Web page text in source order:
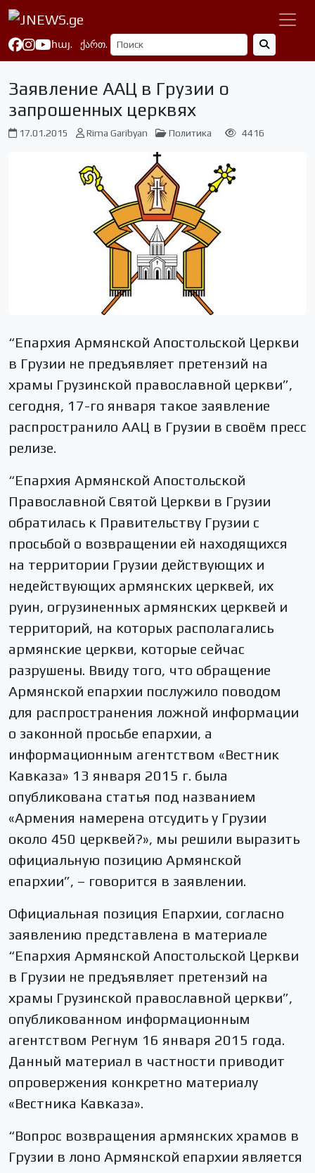
հայ. ქართ.
Заявление ААЦ в Грузии о
запрошенных церквях
17.01.2015 Rima Garibyan Политика 4416
“Епархия Армянской Апостольской Церкви
в Грузии не предъявляет претензий на
храмы Грузинской православной церкви”,
сегодня, 17-го января такое заявление
распространило ААЦ в Грузии в своём пресс
релизе.
“Епархия Армянской Апостольской
Православной Святой Церкви в Грузии
обратилась к Правительству Грузии с
просьбой о возвращении ей находящихся
на территории Грузии действующих и
недействующих армянских церквей, их
руин, огрузиненных армянских церквей и
территорий, на которых располагались
армянские церкви, которые сейчас
разрушены. Ввиду того, что обращение
Армянской епархии послужило поводом
для распространения ложной информации
о законной просьбе епархии, а
информационным агентством «Вестник
Кавказа» 13 января 2015 г. была
опубликована статья под названием
«Армения намерена отсудить у Грузии
около 450 церквей?», мы решили выразить
официальную позицию Армянской
епархии”, – говорится в заявлении.
Официальная позиция Епархии, согласно
заявлению представлена в материале
“Епархия Армянской Апостольской Церкви
в Грузии не предъявляет претензий на
храмы Грузинской православной церкви”,
опубликованном информационным
агентством Регнум 16 января 2015 года.
Данный материал в частности приводит
опровержения конкретно материалу
«Вестника Кавказа».
“Вопрос возвращения армянских храмов в
Грузии в лоно Армянской епархии является